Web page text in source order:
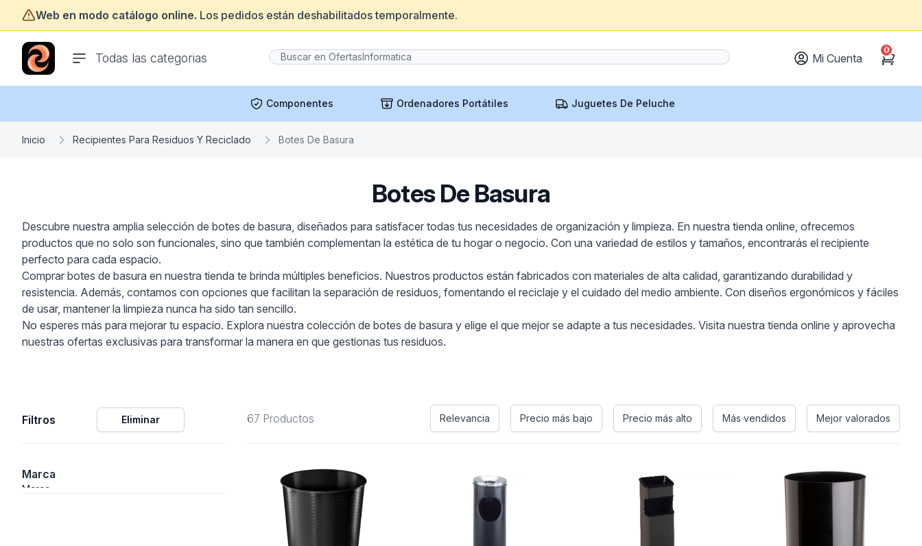
Web en modo catálogo online. Los pedidos están deshabilitados temporalmente.
Todas las categorias
ofertasinformatica.com
Mi Cuenta Cart
0
Componentes Ordenadores Portátiles Juguetes De Peluche
Inicio Recipientes Para Residuos Y Reciclado Botes De Basura
Botes De Basura
Descubre nuestra amplia selección de botes de basura, diseñados para satisfacer todas tus necesidades de organización y limpieza. En nuestra tienda online, ofrecemos
productos que no solo son funcionales, sino que también complementan la estética de tu hogar o negocio. Con una variedad de estilos y tamaños, encontrarás el recipiente
perfecto para cada espacio.
Comprar botes de basura en nuestra tienda te brinda múltiples beneficios. Nuestros productos están fabricados con materiales de alta calidad, garantizando durabilidad y
resistencia. Además, contamos con opciones que facilitan la separación de residuos, fomentando el reciclaje y el cuidado del medio ambiente. Con diseños ergonómicos y fáciles
de usar, mantener la limpieza nunca ha sido tan sencillo.
No esperes más para mejorar tu espacio. Explora nuestra colección de botes de basura y elige el que mejor se adapte a tus necesidades. Visita nuestra tienda online y aprovecha
nuestras ofertas exclusivas para transformar la manera en que gestionas tus residuos.
Filtros Eliminar
Marca
Marca
67 Productos Relevancia Precio más bajo Precio más alto Más vendidos Mejor valorados